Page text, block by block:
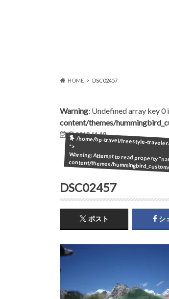
HOME DSC02457
Warning: Undefined array key 0
content/themes/
2018.11.10
/home/bp-travel/freestyle-
">
Warning: Attempt to read property
content/themes/
DSC02457
ポスト シ